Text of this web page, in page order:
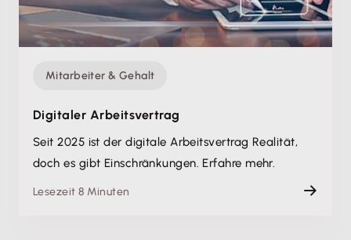
Mitarbeiter & Gehalt
Digitaler Arbeitsvertrag
Seit 2025 ist der digitale Arbeitsvertrag Realität,
doch es gibt Einschränkungen. Erfahre mehr.
Lesezeit 8 Minuten